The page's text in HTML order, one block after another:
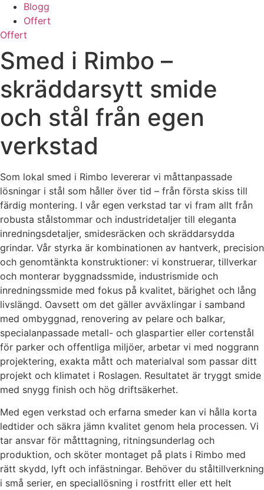
Blogg
Offert
Offert
Smed i Rimbo –
skräddarsytt smide
och stål från egen
verkstad
Som lokal smed i Rimbo levererar vi måttanpassade
lösningar i stål som håller över tid – från första skiss till
färdig montering. I vår egen verkstad tar vi fram allt från
robusta stålstommar och industridetaljer till eleganta
inredningsdetaljer, smidesräcken och skräddarsydda
grindar. Vår styrka är kombinationen av hantverk, precision
och genomtänkta konstruktioner: vi konstruerar, tillverkar
och monterar byggnadssmide, industrismide och
inredningssmide med fokus på kvalitet, bärighet och lång
livslängd. Oavsett om det gäller avväxlingar i samband
med ombyggnad, renovering av pelare och balkar,
specialanpassade metall- och glaspartier eller cortenstål
för parker och offentliga miljöer, arbetar vi med noggrann
projektering, exakta mått och materialval som passar ditt
projekt och klimatet i Roslagen. Resultatet är tryggt smide
med snygg finish och hög driftsäkerhet.
Med egen verkstad och erfarna smeder kan vi hålla korta
ledtider och säkra jämn kvalitet genom hela processen. Vi
tar ansvar för måtttagning, ritningsunderlag och
produktion, och sköter montaget på plats i Rimbo med
rätt skydd, lyft och infästningar. Behöver du ståltillverkning
i små serier, en speciallösning i rostfritt eller ett helt